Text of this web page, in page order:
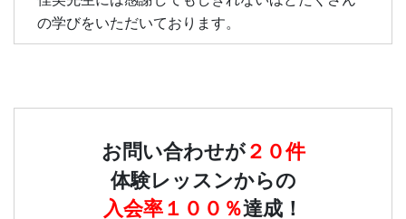
の学びをいただいております。
お問い合わせが２０件
体験レッスンからの
入会率１００％達成！